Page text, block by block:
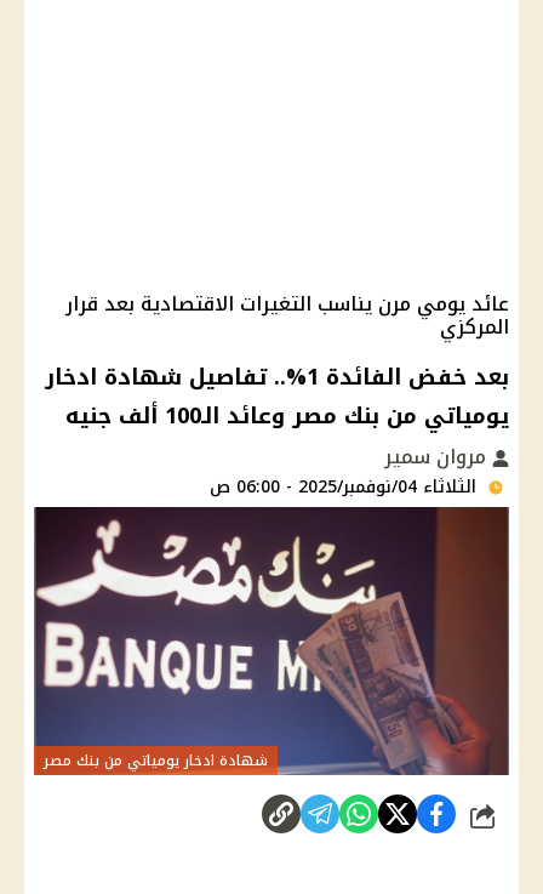
عائد يومي مرن يناسب التغيرات الاقتصادية بعد قرار
المركزي
بعد خفض الفائدة 1%.. تفاصيل شهادة ادخار
يومياتي من بنك مصر وعائد الـ100 ألف جنيه
مروان سمير
الثلاثاء 04/نوفمبر/2025 - 06:00 ص
شهادة ادخار يومياتي من بنك مصر
شارك